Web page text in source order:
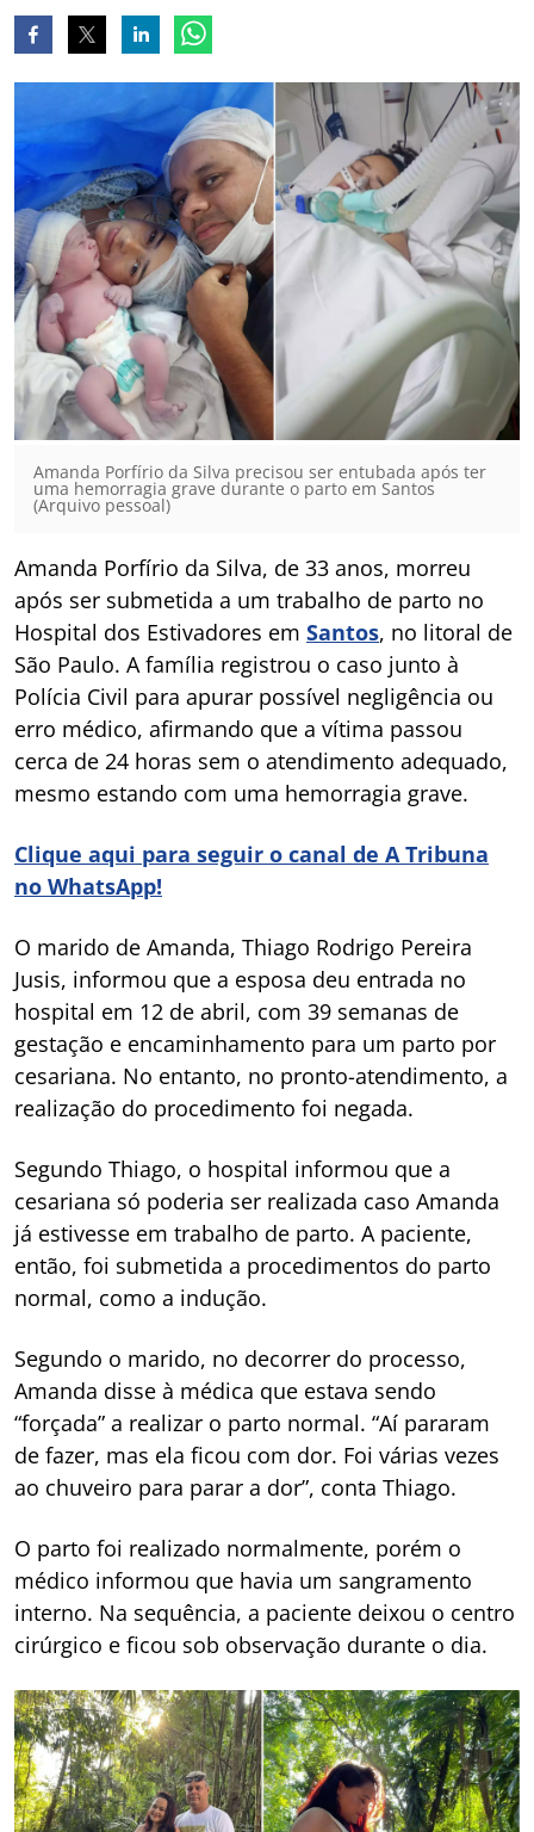
Amanda Porfírio da Silva precisou ser entubada após ter
uma hemorragia grave durante o parto em Santos
(Arquivo pessoal)
Amanda Porfírio da Silva, de 33 anos, morreu
após ser submetida a um trabalho de parto no
Hospital dos Estivadores em Santos, no litoral de
São Paulo. A família registrou o caso junto à
Polícia Civil para apurar possível negligência ou
erro médico, afirmando que a vítima passou
cerca de 24 horas sem o atendimento adequado,
mesmo estando com uma hemorragia grave.
Clique aqui para seguir o canal de A Tribuna
no WhatsApp!
O marido de Amanda, Thiago Rodrigo Pereira
Jusis, informou que a esposa deu entrada no
hospital em 12 de abril, com 39 semanas de
gestação e encaminhamento para um parto por
cesariana. No entanto, no pronto-atendimento, a
realização do procedimento foi negada.
Segundo Thiago, o hospital informou que a
cesariana só poderia ser realizada caso Amanda
já estivesse em trabalho de parto. A paciente,
então, foi submetida a procedimentos do parto
normal, como a indução.
Segundo o marido, no decorrer do processo,
Amanda disse à médica que estava sendo
“forçada” a realizar o parto normal. “Aí pararam
de fazer, mas ela ficou com dor. Foi várias vezes
ao chuveiro para parar a dor”, conta Thiago.
O parto foi realizado normalmente, porém o
médico informou que havia um sangramento
interno. Na sequência, a paciente deixou o centro
cirúrgico e ficou sob observação durante o dia.